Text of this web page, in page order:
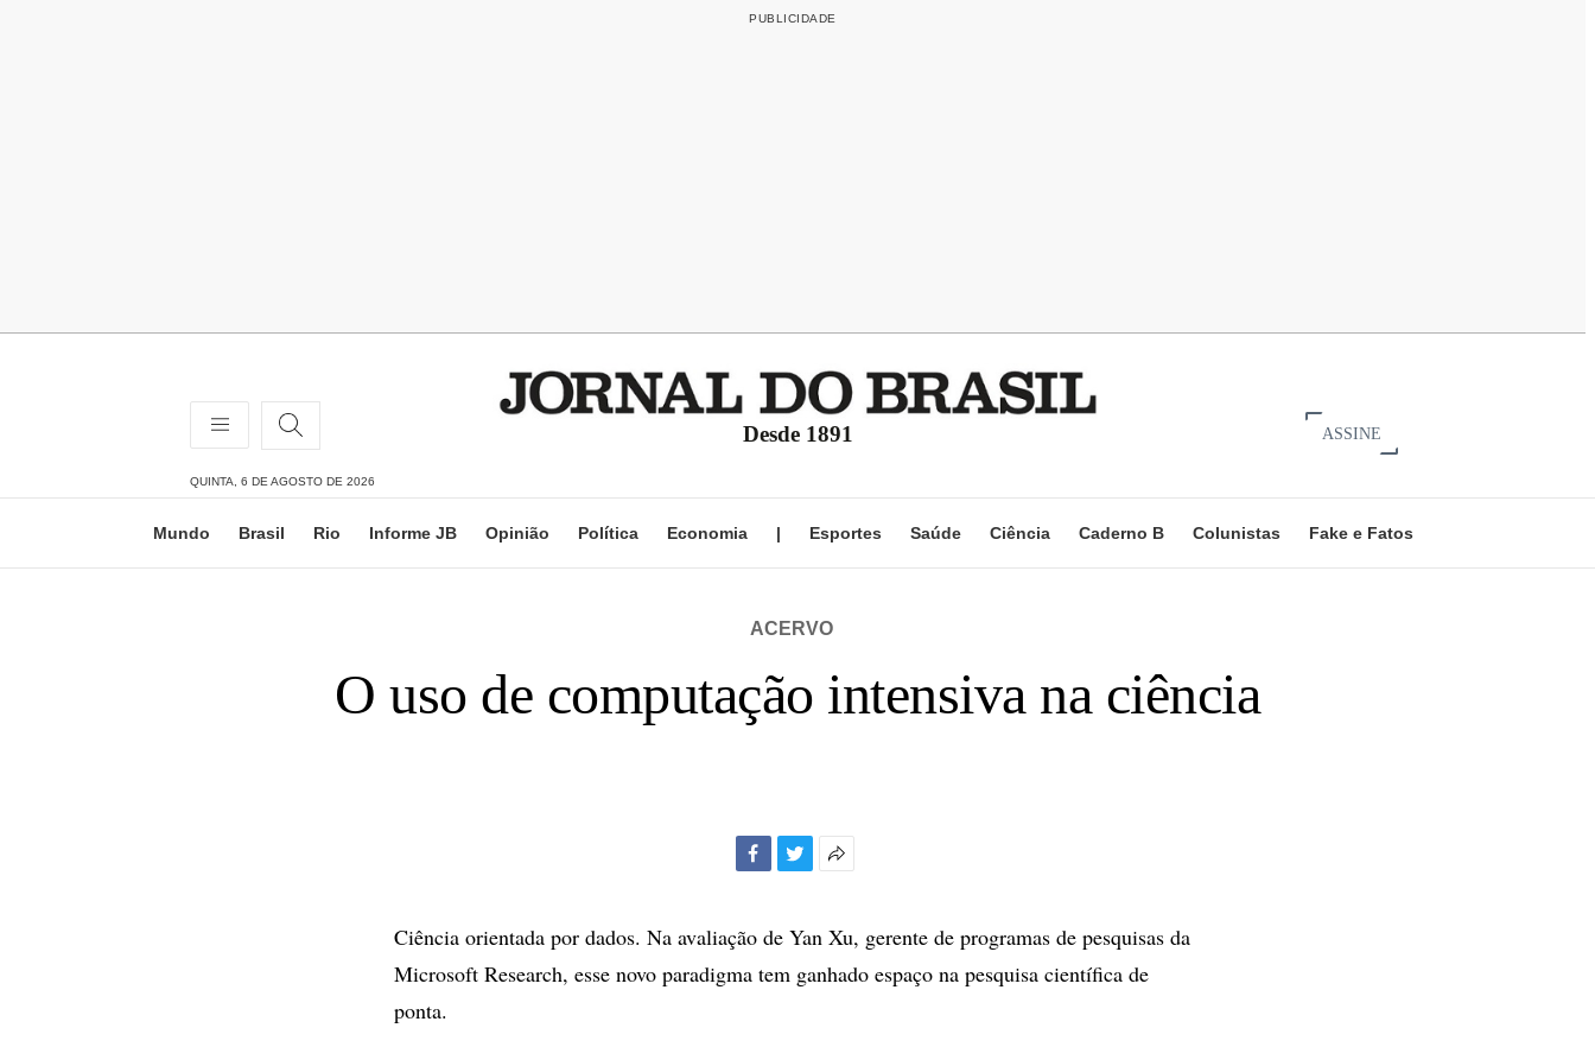
Desde 1891 ASSINE
QUINTA, 6 DE AGOSTO DE 2026
Mundo Brasil Rio Informe JB Opinião Política Economia | Esportes Saúde Ciência Caderno B Colunistas Fake e Fatos
ACERVO
O uso de computação intensiva na ciência
compartilhamento
Ciência orientada por dados. Na avaliação de Yan Xu, gerente de programas de pesquisas da
Microsoft Research, esse novo paradigma tem ganhado espaço na pesquisa científica de
ponta.